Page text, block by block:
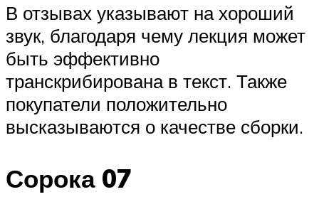
В отзывах указывают на хороший
звук, благодаря чему лекция может
быть эффективно
транскрибирована в текст. Также
покупатели положительно
высказываются о качестве сборки.
Сорока 07